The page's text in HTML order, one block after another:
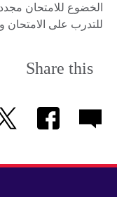
الخضوع للامتحان
للتدرب على الامتحان
Share this